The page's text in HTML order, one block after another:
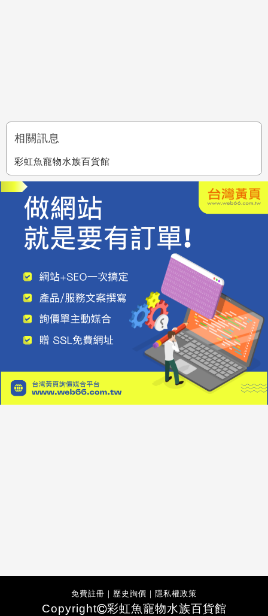
相關訊息
彩虹魚寵物水族百貨館
免費註冊 ｜ 歷史詢價 ｜ 隱私權政策
Copyright 彩虹魚寵物水族百貨館